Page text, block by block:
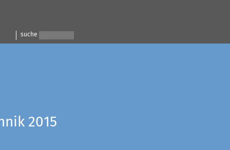
suche
2015